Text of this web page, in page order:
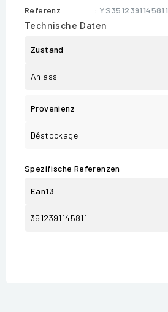
Referenz
: YS3512391145811
Technische Daten
Zustand
Anlass
Provenienz
Déstockage
Spezifische Referenzen
Ean13
3512391145811